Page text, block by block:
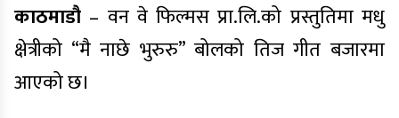
काठमाडौ – वन वे फिल्मसप्रा.लि.को प्रस्तुतिमा मधु
क्षेत्रीको “मै नाछे भुरुरु” बोलको तिज गीत बजारमा
आएको छ।